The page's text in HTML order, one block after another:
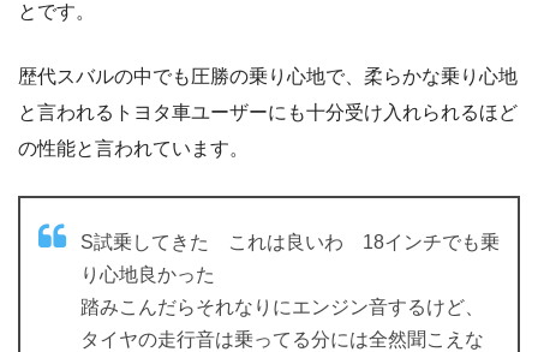
とです。
歴代スバルの中でも圧勝の乗り心地で、柔らかな乗り心地
と言われるトヨタ車ユーザーにも十分受け入れられるほど
の性能と言われています。
S試乗してきた これは良いわ 18インチでも乗
り心地良かった
踏みこんだらそれなりにエンジン音するけど、
タイヤの走行音は乗ってる分には全然聞こえな